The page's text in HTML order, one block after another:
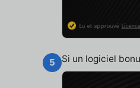
5 Si un logiciel